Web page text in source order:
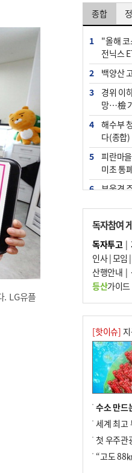
. LG유플
종합
1
"올해
전닉스
2
백양산
3
경위 이
망…檢
4
해수부
다(종합)
5
피란마
미초 통
6
부울경
7
“낙동강
부산 관
8
오늘의
9
외국인
우려가
10 [사설]
수도 도
독자참여
독자투고|
인사|모임 |
산행안내 |
등산가이드
[핫이슈]
세계 최고
첫 우주관